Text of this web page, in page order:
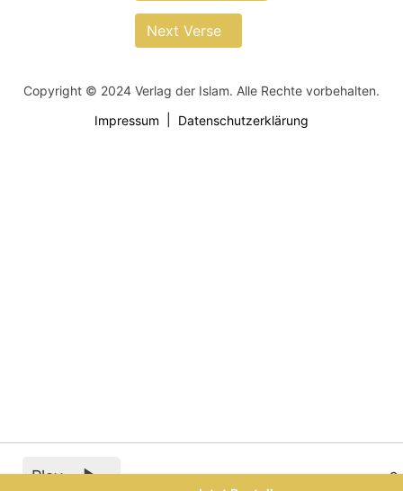
Next Verse
Play
Copyright © 2024 Verlag der Islam. Alle Rechte vorbehalten.
Impressum
Datenschutzerklärung